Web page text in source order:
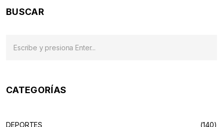
BUSCAR
CATEGORÍAS
DEPORTES (140)